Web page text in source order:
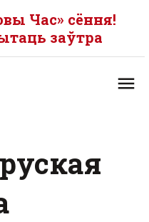
Час» сёння!
заўтра